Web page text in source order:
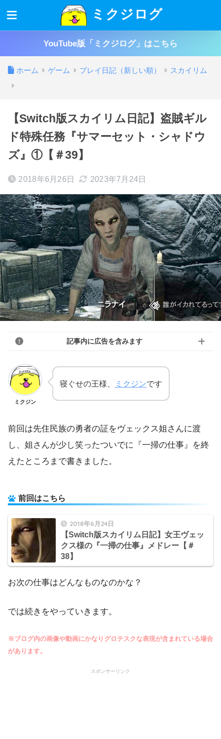
ミクジログ
YouTube版「ミクジログ」はこちら
ホーム ゲーム プレイ日記（新しい順） スカイリム
【Switch版スカイリム日記】盗賊ギル
ド特殊任務『サマーセット・シャドウ
ズ』①【＃39】
2018年6月26日 2023年7月24日
記事内に広告を含みます
ミクジン
寝ぐせの王様、 ミクジンです
前回は先住民族の勇者の証をヴェックス姐さんに渡
し、姐さんが少し笑ったついでに『一掃の仕事』を終
えたところまで書きました。
前回はこちら
2018年6月24日
【Switch版スカイリム日記】女王ヴェッ
クス様の『一掃の仕事』メドレー【＃
38】
お次の仕事はどんなものなのかな？
では続きをやっていきます。
※ブログ内の画像や動画にかなりグロテスクな表現が含まれている場合
があります。
スポンサーリンク